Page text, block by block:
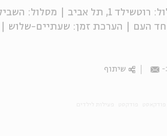
נקודת תחילת המסלול: רוטשילד 1, תל
העם | הערכת זמן: שעתיים-
Email שיתוף